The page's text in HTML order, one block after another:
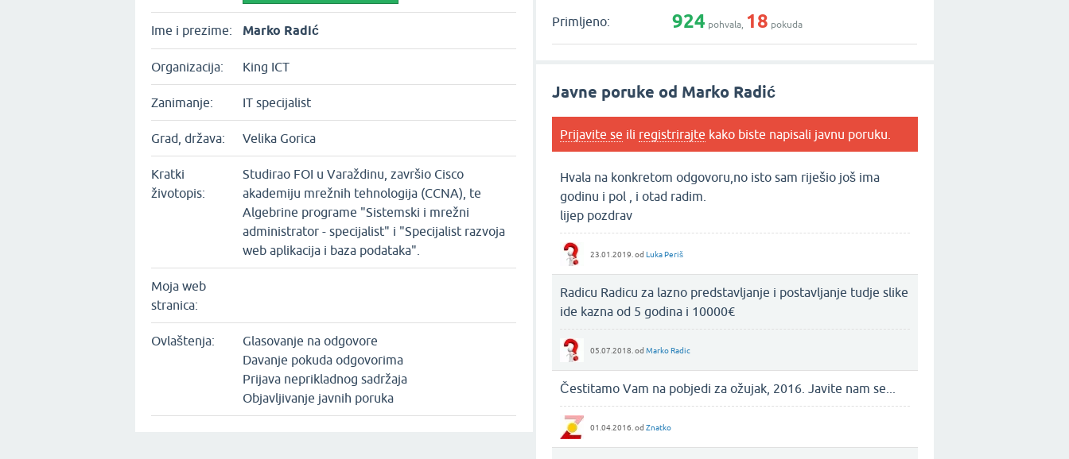
Ime i prezime: Marko Radić
Organizacija: King ICT
Zanimanje: IT specijalist
Grad, država: Velika Gorica
Kratki
životopis:
Studirao FOI u Varaždinu, završio Cisco
akademiju mrežnih tehnologija (CCNA), te
Algebrine programe "Sistemski i mrežni
administrator - specijalist" i "Specijalist razvoja
web aplikacija i baza podataka".
Moja web
stranica:
Ovlaštenja:
Glasovanje na odgovore
Davanje pokuda odgovorima
Prijava neprikladnog sadržaja
Objavljivanje javnih poruka
Primljeno: 924 pohvala, 18 pokuda
Javne poruke od Marko Radić
Prijavite se ili registrirajte kako biste napisali javnu poruku.
Hvala na konkretom odgovoru,no isto sam riješio još ima
godinu i pol , i otad radim.
lijep pozdrav
23.01.2019. odLuka Periš
Radicu Radicu za lazno predstavljanje i postavljanje tudje slike
ide kazna od 5 godina i 10000€
05.07.2018. odMarko Radic
Čestitamo Vam na pobjedi za ožujak, 2016. Javite nam se...
01.04.2016. odZnatko